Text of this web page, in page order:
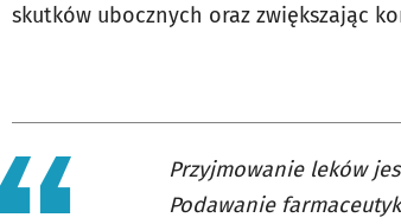
skutków ubocznych oraz zwiększając
Przyjmowanie leków
Podawanie